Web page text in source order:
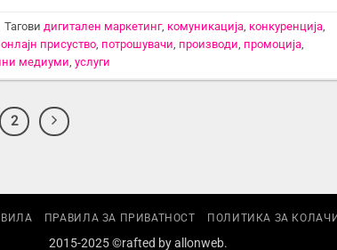
Тагови дигитален маркетинг, комуникација конкуренција
онлајн присуство потрошувачи производи промоција
медиуми ,услуги
2
ПРАВИЛА ЗА ПРИВАТНОСТ ПОЛИТИКА ЗА
2015-2025 ©rafted byallonweb.